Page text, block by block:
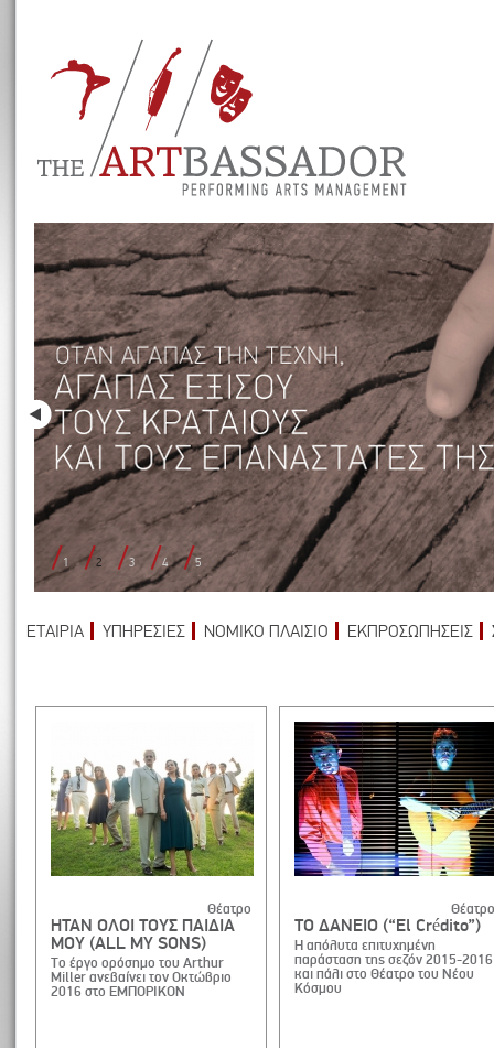
1 2 3 4 5
ΕΤΑΙΡΙΑ ΥΠΗΡΕΣΙΕΣ ΝΟΜΙΚΟ ΠΛΑΙΣΙΟ ΕΚΠΡΟΣΩΠΗΣΕΙΣ
Θέατρο
HTAN ΟΛΟΙ ΤΟΥΣ ΠΑΙΔΙΑ
ΜΟΥ (ALL MY SONS)
Το έργο ορόσημο του Arthur
Miller ανεβαίνει τον Οκτώβριο
2016 στο ΕΜΠΟΡΙΚΟΝ
Θέατρο
TO ΔΑΝΕΙΟ (“El Crédito”)
Η απόλυτα επιτυχημένη
παράσταση της σεζόν 2015-2016
και πάλι στο Θέατρο του Νέου
Κόσμου